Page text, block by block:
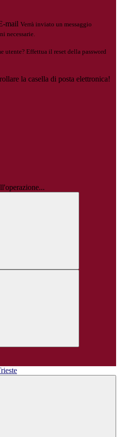
mail Verrà inviato un messaggio
necessarie.
utente? Effettua il reset della password
la casella di posta elettronica!